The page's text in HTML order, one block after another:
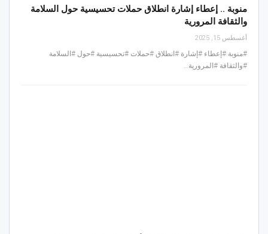
منوبة .. إعطاء إشارة انطلاق حملات تحسيسية حول السلامة
والثقافة المرورية
أغسطس 15, 2025
#منوبة #إعطاء #إشارة #انطلاق #حملات #تحسيسية #حول #السلامة
#والثقافة #المرورية…